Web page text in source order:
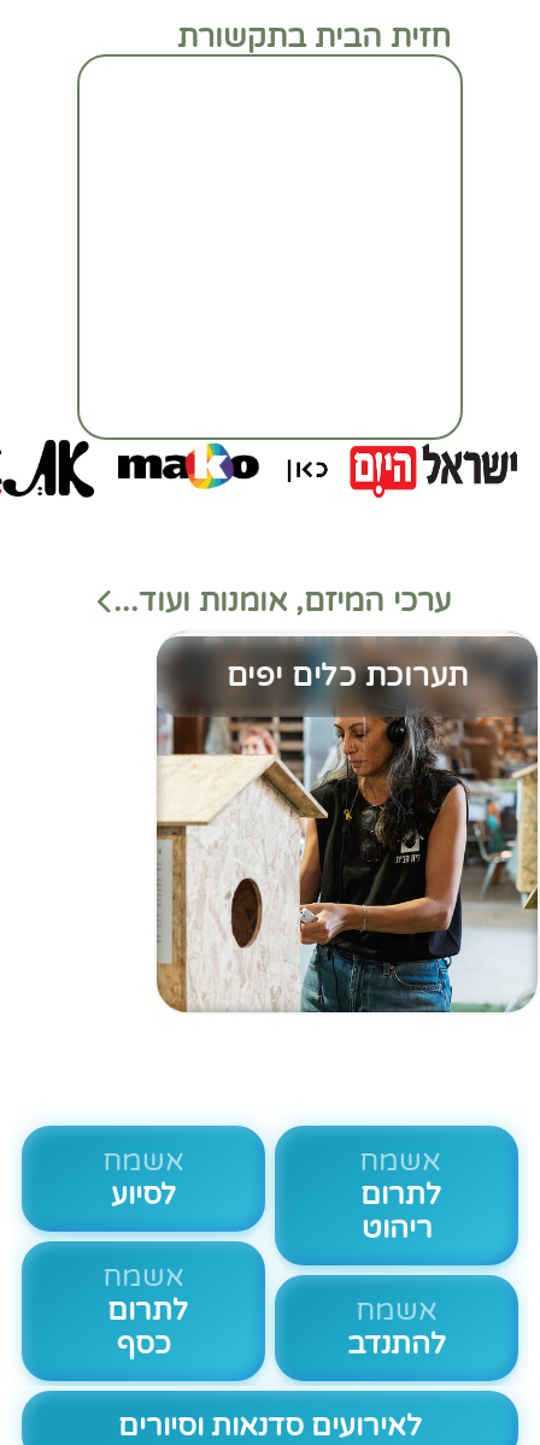
חזית הבית בתקשורת
מעבר לכתבה המלאה
מעבר לכתבה המלאה
ערכי המיזם, אומנות ועוד...
תערוכת כלים יפים
אשמח
לתרום
ריהוט
אשמח
להתנדב
אשמח
לסיוע
אשמח
לתרום
כסף
לאירועים סדנאות וסיורים